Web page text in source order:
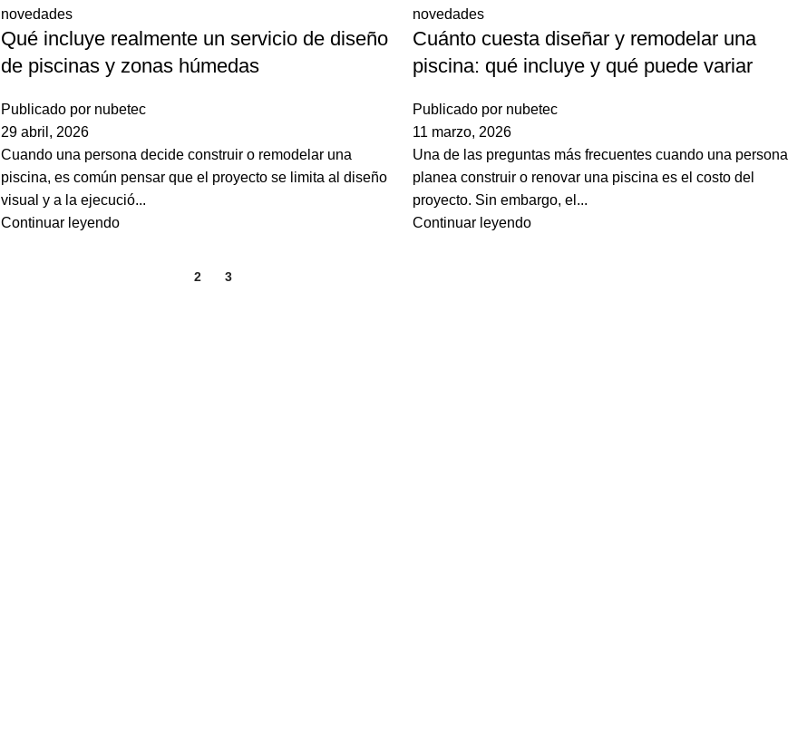
novedades
Qué incluye realmente un servicio de diseño
de piscinas y zonas húmedas
Publicado por nubetec
29 abril, 2026
Cuando una persona decide construir o remodelar una
piscina, es común pensar que el proyecto se limita al diseño
visual y a la ejecució...
Continuar leyendo
novedades
Cuánto cuesta diseñar y remodelar una
piscina: qué incluye y qué puede variar
Publicado por nubetec
11 marzo, 2026
Una de las preguntas más frecuentes cuando una persona
planea construir o renovar una piscina es el costo del
proyecto. Sin embargo, el...
Continuar leyendo
2 3